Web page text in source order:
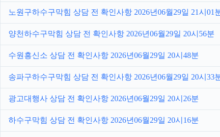
노원구하수구막힘 상담 전 확인사항 2026년06월29일 21시01
양천하수구막힘 상담 전 확인사항 2026년06월29일 20시56분
수원흥신소 상담 전 확인사항 2026년06월29일 20시48분
송파구하수구막힘 상담 전 확인사항 2026년06월29일 20시33
광고대행사 상담 전 확인사항 2026년06월29일 20시26분
하수구막힘 상담 전 확인사항 2026년06월29일 20시16분